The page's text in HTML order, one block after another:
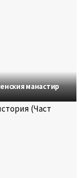
манастир